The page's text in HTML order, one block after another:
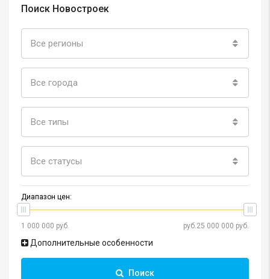
Поиск Новостроек
Все регионы
Все города
Все типы
Все статусы
Диапазон цен:
Дополнительные особенности
Поиск